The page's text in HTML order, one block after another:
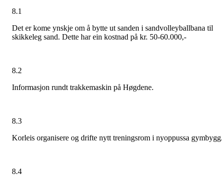
8.1
Det er kome ynskje om å bytte ut sanden i sandvolleyballbana til
skikkeleg sand. Dette har ein kostnad på kr. 50-60.000,-
8.2
Informasjon rundt trakkemaskin på Høgdene.
8.3
Korleis organisere og drifte nytt treningsrom i nyoppussa
8.4